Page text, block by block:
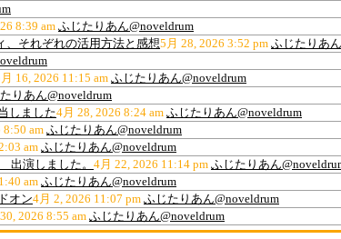
8:39 am ふじたりあん@noveldrum
、それぞれの活用方法と感想5月 28, 2026 3:52 pm ふじたりあ
16, 2026 11:15 amふじたりあん@noveldrum
りあん@noveldrum
しました4月 28, 2026 8:24 am ふじたりあん@noveldrum
8:50 am ふじたりあん@noveldrum
am ふじたりあん@noveldrum
出演しました。 4月 22, 2026 11:14 pm ふじたりあん
am ふじたりあん@noveldrum
オン4月 2, 2026 11:07 pm ふじたりあん@noveldrum
2026 8:55 amふじたりあん@noveldrum